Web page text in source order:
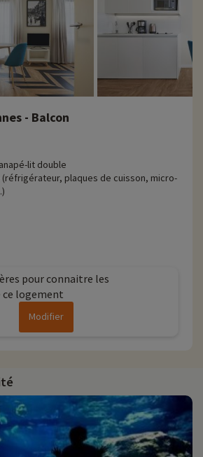
- Balcon
lit double
(réfrigérateur, plaques de cuisson, micro-
pour connaitre les
logement
Modifier